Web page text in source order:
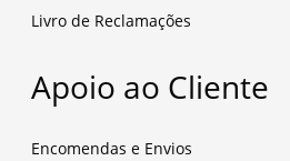
Livro de Reclamações
Apoio ao Cliente
Encomendas e Envios